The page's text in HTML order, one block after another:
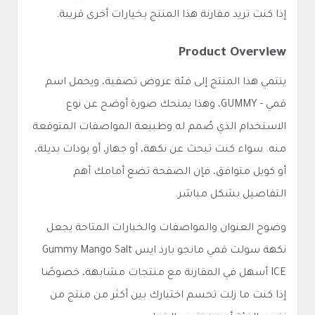
إذا كنت تريد مقارنة هذا المنتج بخيارات أخرى قريبة.
Product Overview
ينتمي هذا المنتج إلى فئة عروض تصفية، ويحمل اسم
قمي - GUMMY، وهذا يمنحك صورة أوضح عن نوع
الاستخدام الذي صُمم له وطبيعة المواصفات المتوقعة
منه. سواء كنت تبحث عن نكهة، أو جهاز، أو بودات بديلة،
أو كويل متوافق، فإن الصفحة تضع أمامك أهم
التفاصيل بشكل مباشر.
وضوح العنوان والمواصفات والخيارات المتاحة يجعل
نكهة سولت قمي مانجو بارد ايس Gummy Mango Salt
ICE أسهل في المقارنة مع منتجات مشابهة، خصوصًا
إذا كنت ما زلت تحسم اختيارك بين أكثر من منتج من